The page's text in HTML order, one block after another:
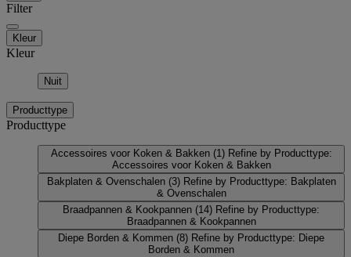
Filter
Kleur
Kleur
Nuit
Producttype
Producttype
Accessoires voor Koken & Bakken (1) Refine by Producttype:
Accessoires voor Koken & Bakken
Bakplaten & Ovenschalen (3) Refine by Producttype: Bakplaten
& Ovenschalen
Braadpannen & Kookpannen (14) Refine by Producttype:
Braadpannen & Kookpannen
Diepe Borden & Kommen (8) Refine by Producttype: Diepe
Borden & Kommen